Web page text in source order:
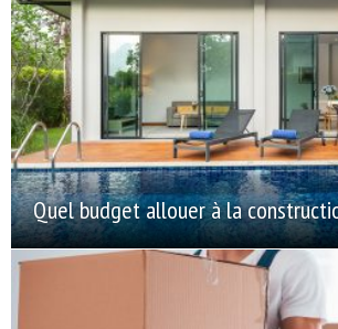
Quel budget allouer à la